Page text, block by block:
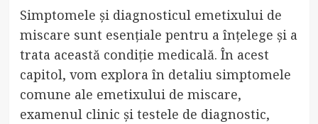
Simptomele și diagnosticul emetixului de
miscare sunt esențiale pentru a înțelege și a
trata această condiție medicală. În acest
capitol, vom explora în detaliu simptomele
comune ale emetixului de miscare,
examenul clinic și testele de diagnostic,